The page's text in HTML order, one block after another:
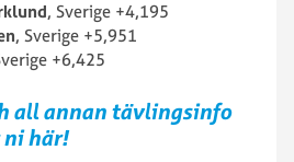
, Sverige +4,195
, Sverige +5,951
+6,425
all annan tävlingsinfo
här!